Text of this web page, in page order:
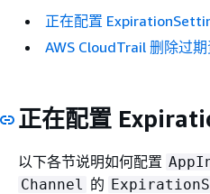
正在配置
AWS CloudTrail 删除过
正在配置
以下各节说明如何配置
Channel 的